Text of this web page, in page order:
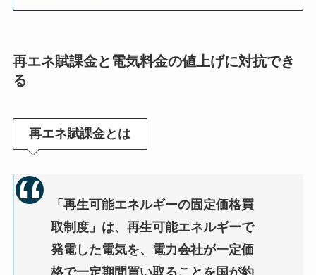
再エネ賦課金と電気料金の値上げに対抗でき
る
再エネ賦課金とは
「再生可能エネルギーの固定価格買
取制度」は、再生可能エネルギーで
発電した電気を、電力会社が一定価